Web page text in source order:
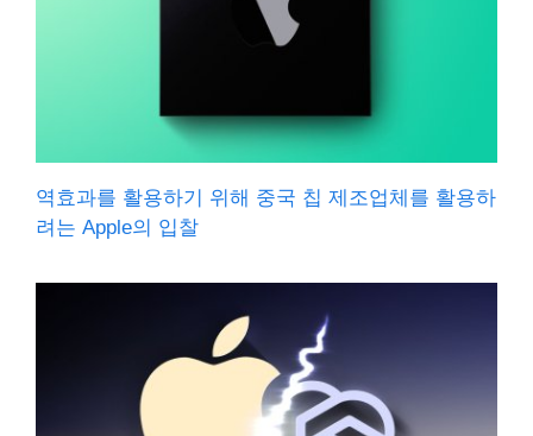
역효과를 활용하기 위해 중국 칩 제조업체를 활용하
려는 Apple의 입찰